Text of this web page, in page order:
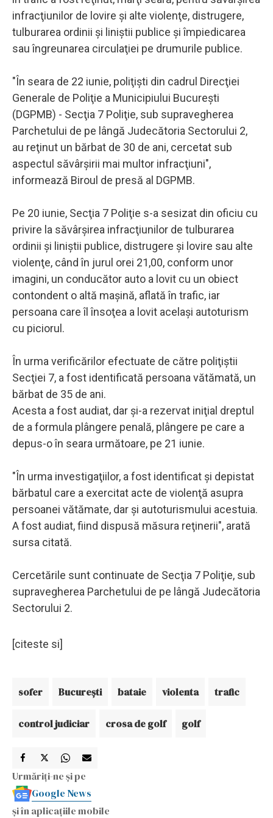
infracţiunilor de lovire şi alte violenţe, distrugere,
tulburarea ordinii şi liniştii publice şi împiedicarea
sau îngreunarea circulaţiei pe drumurile publice.
"În seara de 22 iunie, poliţişti din cadrul Direcţiei
Generale de Poliţie a Municipiului Bucureşti
(DGPMB) - Secţia 7 Poliţie, sub supravegherea
Parchetului de pe lângă Judecătoria Sectorului 2,
au reţinut un bărbat de 30 de ani, cercetat sub
aspectul săvârşirii mai multor infracţiuni",
informează Biroul de presă al DGPMB.
Pe 20 iunie, Secţia 7 Poliţie s-a sesizat din oficiu cu
privire la săvârşirea infracţiunilor de tulburarea
ordinii şi liniştii publice, distrugere şi lovire sau alte
violenţe, când în jurul orei 21,00, conform unor
imagini, un conducător auto a lovit cu un obiect
contondent o altă maşină, aflată în trafic, iar
persoana care îl însoţea a lovit acelaşi autoturism
cu piciorul.
În urma verificărilor efectuate de către poliţiştii
Secţiei 7, a fost identificată persoana vătămată, un
bărbat de 35 de ani.
Acesta a fost audiat, dar şi-a rezervat iniţial dreptul
de a formula plângere penală, plângere pe care a
depus-o în seara următoare, pe 21 iunie.
"În urma investigaţiilor, a fost identificat şi depistat
bărbatul care a exercitat acte de violenţă asupra
persoanei vătămate, dar şi autoturismului acestuia.
A fost audiat, fiind dispusă măsura reţinerii", arată
sursa citată.
Cercetările sunt continuate de Secţia 7 Poliţie, sub
supravegherea Parchetului de pe lângă Judecătoria
Sectorului 2.
[citeste si]
sofer Bucureşti bataie violenta trafic
control judiciar crosa de golf golf
Urmăriți-ne și pe
Google News
și în aplicațiile mobile